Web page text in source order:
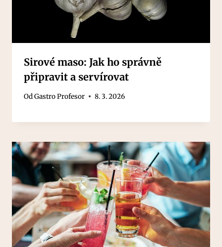
Sirové maso: Jak ho správně
připravit a servírovat
OdGastro Profesor 8. 3. 2026